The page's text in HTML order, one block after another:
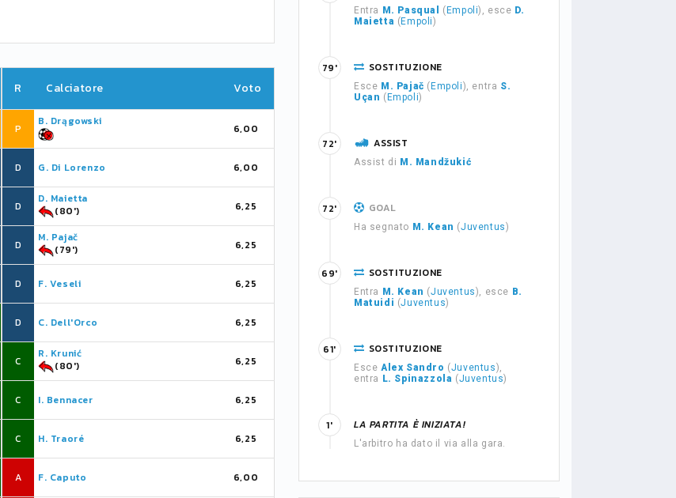
R Calciatore Voto
P
B. Drągowski
6,00
D G. Di Lorenzo 6,00
D
D. Maietta
(80')
6,25
D
M. Pajač
(79')
6,25
D F. Veseli 6,25
D C. Dell'Orco 6,25
C
R. Krunić
(80')
6,25
C I. Bennacer 6,25
C H. Traoré 6,25
A F. Caputo 6,00
Entra M. Pasqual ( Empoli), esce D.
Maietta ( Empoli)
SOSTITUZIONE
Esce M. Pajač ( Empoli), entra S.
Uçan ( Empoli)
79'
ASSIST
Assist di M. Mandžukić
72'
GOAL
Ha segnato M. Kean (Juventus)
72'
SOSTITUZIONE
Entra M. Kean (Juventus), esce B.
Matuidi (Juventus)
69'
SOSTITUZIONE
Esce Alex Sandro (Juventus),
entra
L. Spinazzola (Juventus)
61'
LA PARTITA È INIZIATA!
L'arbitro ha dato il via alla gara.
1'